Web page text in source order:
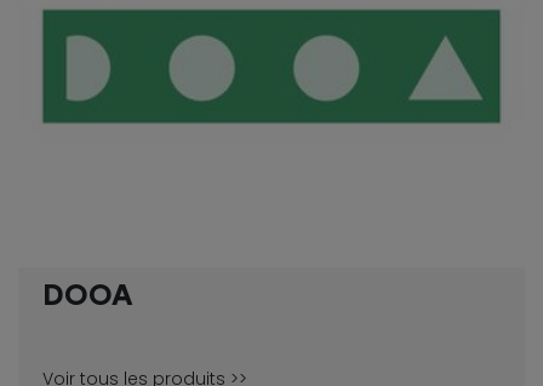
DOOA
Voir tous les produits >>